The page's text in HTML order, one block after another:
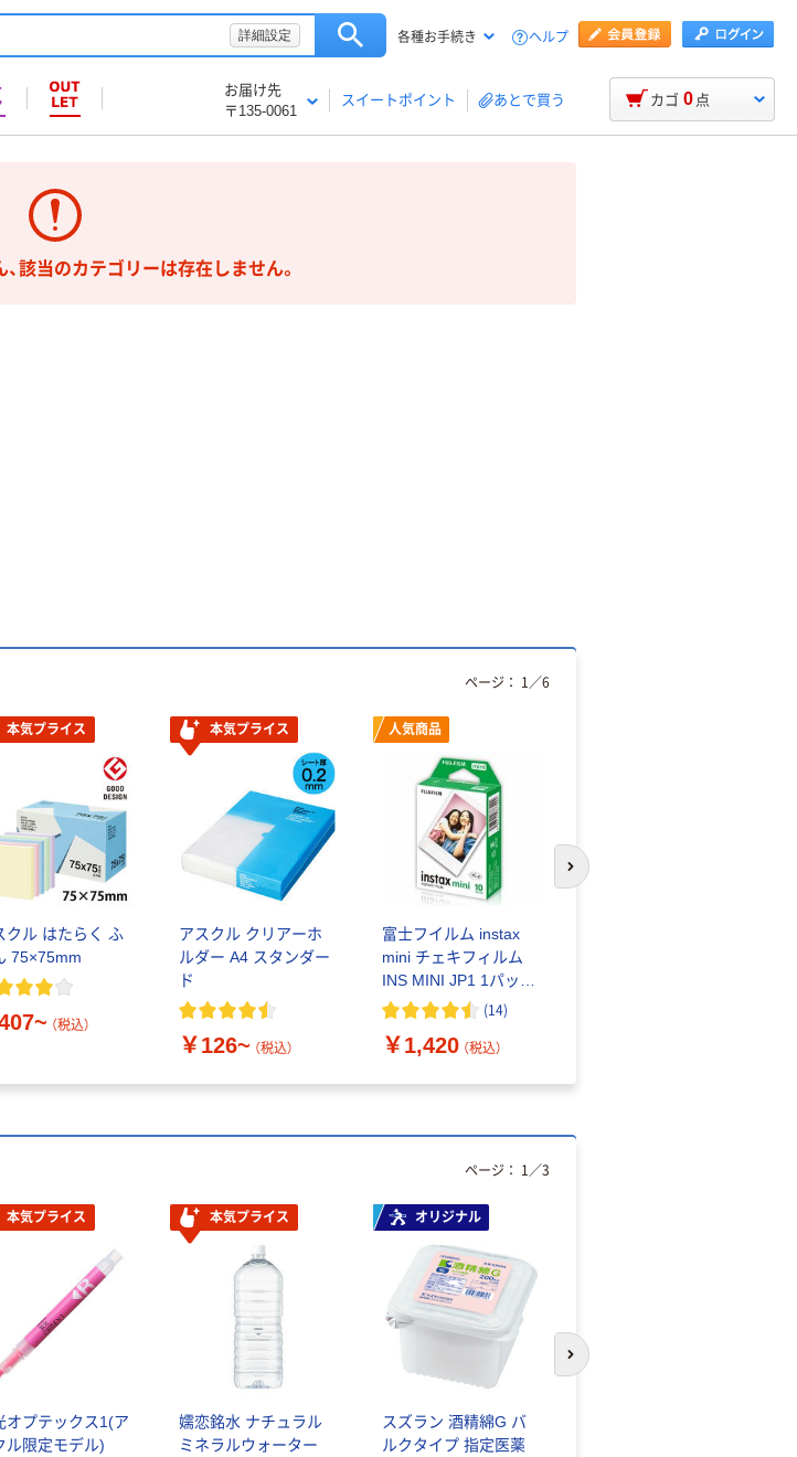
詳細設定 各種お手続き ヘルプ
お届け先
〒135-0061
スイートポイント あとで買う カゴ 0 点
該当のカテゴリーは存在しません。
本気プライス
クル はたらく ふ
75×75mm
（税込）
本気プライス
アスクル クリアーホ
ルダー A4 スタンダー
ド
￥126~ （税込）
人気商品
富士フイルム instax
mini チェキフィルム
INS MINI JP1 1パック
（10枚入り）
(14)
￥1,420 （税込）
ページ： 1 ／6
次のスライドへ
本気プライス
オプテックス1(ア
ル限定モデル)
本気プライス
嬬恋銘水 ナチュラル
ミネラルウォーター
オリジナル
スズラン 酒精綿G バ
ルクタイプ 指定医薬
ページ： 1 ／3
次のスライドへ